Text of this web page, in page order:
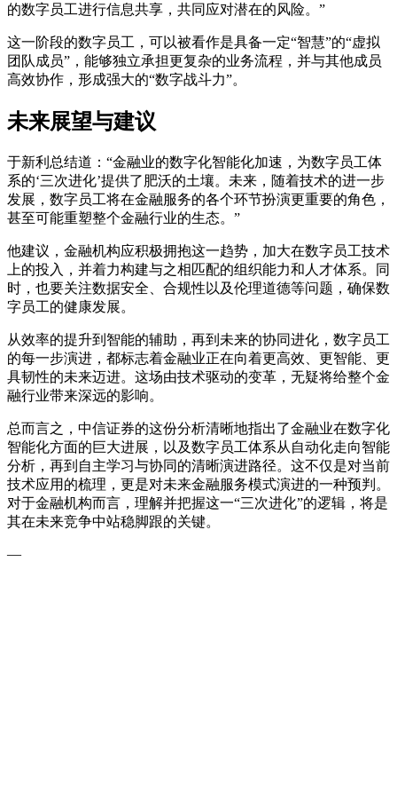
的数字员工进行信息共享，共同应对潜在的风险。”
这一阶段的数字员工，可以被看作是具备一定“智慧”的“虚拟
团队成员”，能够独立承担更复杂的业务流程，并与其他成员
高效协作，形成强大的“数字战斗力”。
未来展望与建议
于新利总结道：“金融业的数字化智能化加速，为数字员工体
系的‘三次进化’提供了肥沃的土壤。未来，随着技术的进一步
发展，数字员工将在金融服务的各个环节扮演更重要的角色，
甚至可能重塑整个金融行业的生态。”
他建议，金融机构应积极拥抱这一趋势，加大在数字员工技术
上的投入，并着力构建与之相匹配的组织能力和人才体系。同
时，也要关注数据安全、合规性以及伦理道德等问题，确保数
字员工的健康发展。
从效率的提升到智能的辅助，再到未来的协同进化，数字员工
的每一步演进，都标志着金融业正在向着更高效、更智能、更
具韧性的未来迈进。这场由技术驱动的变革，无疑将给整个金
融行业带来深远的影响。
总而言之，中信证券的这份分析清晰地指出了金融业在数字化
智能化方面的巨大进展，以及数字员工体系从自动化走向智能
分析，再到自主学习与协同的清晰演进路径。这不仅是对当前
技术应用的梳理，更是对未来金融服务模式演进的一种预判。
对于金融机构而言，理解并把握这一“三次进化”的逻辑，将是
其在未来竞争中站稳脚跟的关键。
—